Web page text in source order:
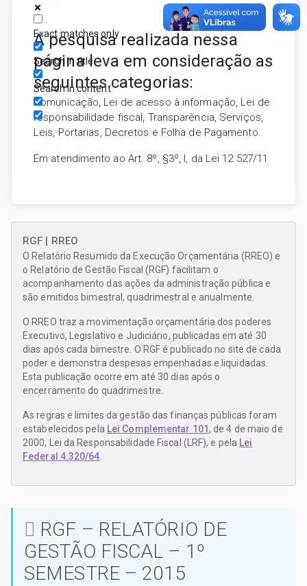
Exact matches only
Search in title
Search in content
A pesquisa realizada nessa
página leva em consideração as
seguintes categorias:
Comunicação, Lei de acesso à informação, Lei de
responsabilidade fiscal, Transparência, Serviços,
Leis, Portarias, Decretos e Folha de Pagamento.
Em atendimento ao Art. 8º, §3º, I, da Lei 12.527/11
RGF | RREO
O Relatório Resumido da Execução Orçamentária (RREO) e
o Relatório de Gestão Fiscal (RGF) facilitam o
acompanhamento das ações da administração pública e
são emitidos bimestral, quadrimestral e anualmente.
O RREO traz a movimentação orçamentária dos poderes
Executivo, Legislativo e Judiciário, publicadas em até 30
dias após cada bimestre. O RGF é publicado no site de cada
poder e demonstra despesas empenhadas e liquidadas.
Esta publicação ocorre em até 30 dias após o
encerramento do quadrimestre.
As regras e limites da gestão das finanças públicas foram
estabelecidos pela Lei Complementar 101, de 4 de maio de
2000, Lei da Responsabilidade Fiscal (LRF), e pela Lei
Federal 4.320/64.
RGF – RELATÓRIO DE
GESTÃO FISCAL – 1º
SEMESTRE – 2015